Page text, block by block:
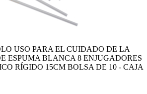
USO PARA EL CUIDADO DE LA
ESPUMA BLANCA 8 ENJUGADORES
RÍGIDO 15CM BOLSA DE 10 - CAJA